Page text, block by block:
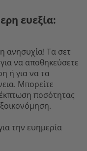
ευεξία:
ανησυχία! Τα σετ
για να αποθηκεύσετε
ή για να τα
Μπορείτε
ποσότητας
την ευημερία